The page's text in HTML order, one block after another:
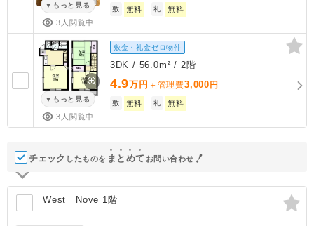
もっと見る
3人閲覧中
敷 無料 礼 無料
もっと見る
3人閲覧中
敷金・礼金ゼロ物件
3DK / 56.0m² / 2階
4.9万円 ＋管理費3,000 円
敷 無料 礼 無料
チェック したものを ま と めて お問い合わせ
West Nove 1階